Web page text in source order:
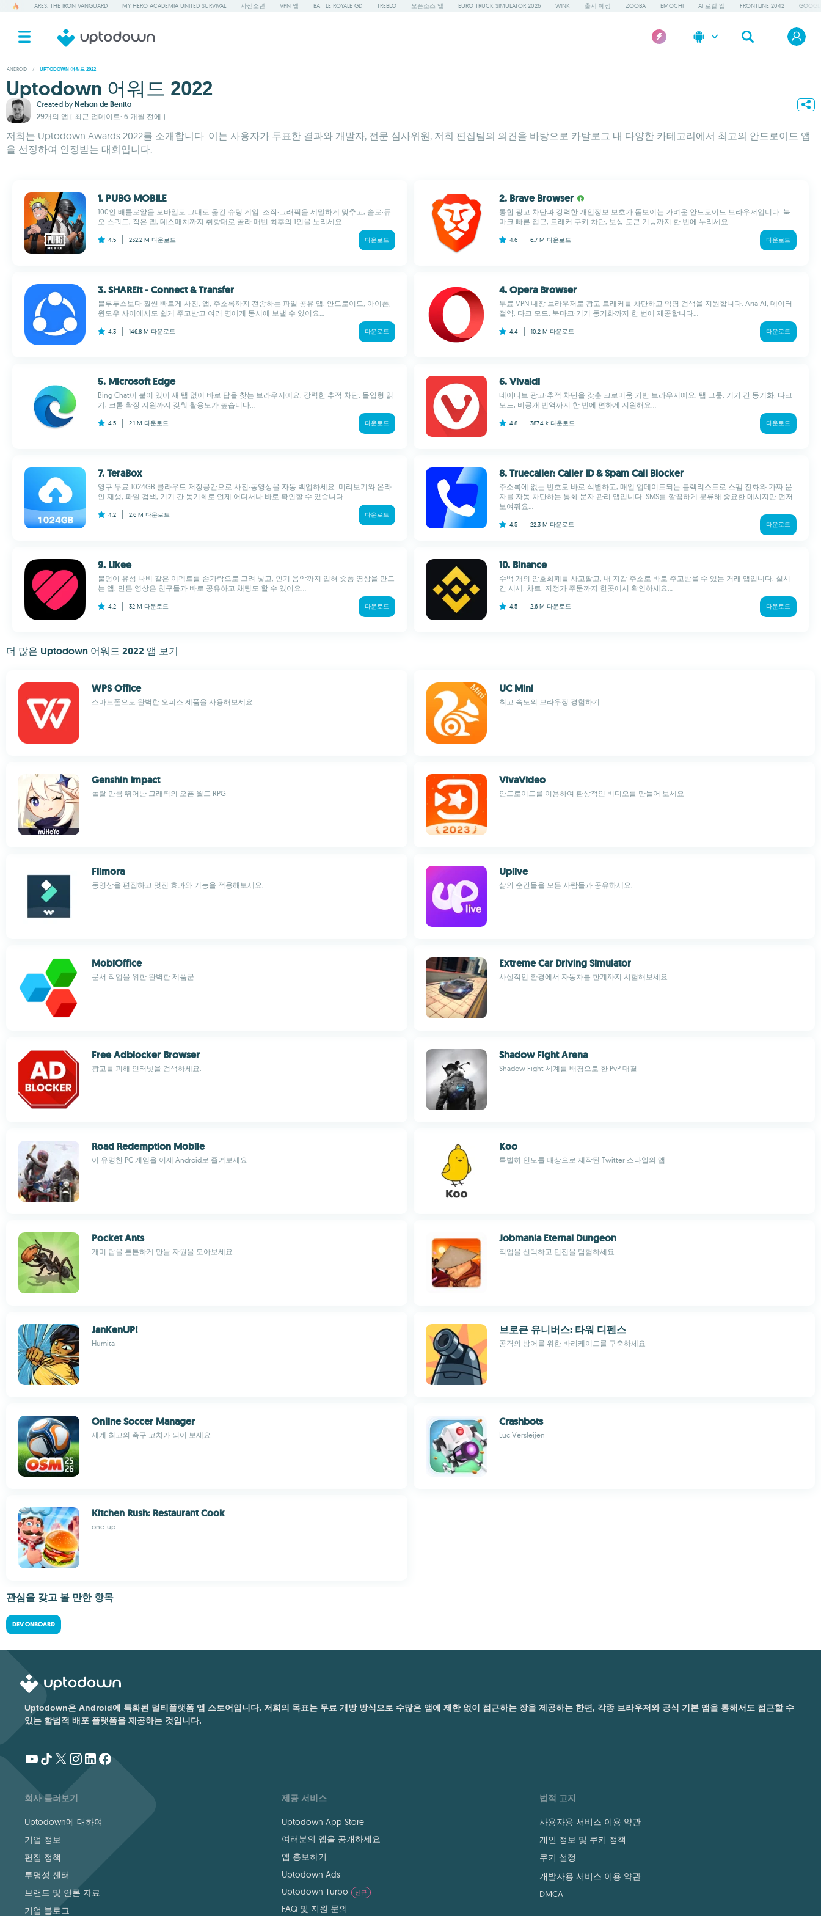
ARES: THE IRON VANGUARD MY HERO ACADEMIA UNITED SURVIVAL 사신소년 VPN 앱 BATTLE ROYALE GD TREBLO 오픈소스 앱 EURO TRUCK SIMULATOR 2026 WINK 출시 예정 ZOOBA EMOCHI AI 로컬 앱 FRONTLINE 2042
ANDROID / UPTODOWN 어워드 2022
Uptodown 어워드 2022
Created by Nelson de Benito
29개의 앱 ( 최근 업데이트: 6 개월 전에 )
저희는 Uptodown Awards 2022를 소개합니다. 이는 사용자가 투표한 결과와 개발자, 전문 심사위원, 저희 편집팀의 의견을 바탕으로 카탈로그 내 다양한 카테고리에서 최고의 안드로이드 앱
을 선정하여 인정받는 대회입니다.
1. PUBG MOBILE
100인 배틀로얄을 모바일로 그대로 옮긴 슈팅 게임. 조작·그래픽을 세밀하게 맞추고, 솔로·듀
오·스쿼드, 작은 맵, 데스매치까지 취향대로 골라 매번 최후의 1인을 노리세요...
4.5 232.2 M 다운로드 다운로드
2. Brave Browser
통합 광고 차단과 강력한 개인정보 보호가 돋보이는 가벼운 안드로이드 브라우저입니다. 북
마크 빠른 접근, 트래커·쿠키 차단, 보상 토큰 기능까지 한 번에 누리세요...
4.6 6.7 M 다운로드 다운로드
3. SHAREit - Connect & Transfer
블루투스보다 훨씬 빠르게 사진, 앱, 주소록까지 전송하는 파일 공유 앱. 안드로이드, 아이폰,
윈도우 사이에서도 쉽게 주고받고 여러 명에게 동시에 보낼 수 있어요...
4.3 146.8 M 다운로드 다운로드
4. Opera Browser
무료 VPN 내장 브라우저로 광고·트래커를 차단하고 익명 검색을 지원합니다. Aria AI, 데이터
절약, 다크 모드, 북마크·기기 동기화까지 한 번에 제공합니다...
4.4 10.2 M 다운로드 다운로드
5. Microsoft Edge
Bing Chat이 붙어 있어 새 탭 없이 바로 답을 찾는 브라우저예요. 강력한 추적 차단, 몰입형 읽
기, 크롬 확장 지원까지 갖춰 활용도가 높습니다...
4.5 2.1 M 다운로드 다운로드
6. Vivaldi
네이티브 광고·추적 차단을 갖춘 크로미움 기반 브라우저예요. 탭 그룹, 기기 간 동기화, 다크
모드, 비공개 번역까지 한 번에 편하게 지원해요...
4.8 387.4 k 다운로드 다운로드
7. TeraBox
영구 무료 1024GB 클라우드 저장공간으로 사진·동영상을 자동 백업하세요. 미리보기와 온라
인 재생, 파일 검색, 기기 간 동기화로 언제 어디서나 바로 확인할 수 있습니다...
4.2 2.6 M 다운로드 다운로드
8. Truecaller: Caller ID & Spam Call Blocker
주소록에 없는 번호도 바로 식별하고, 매일 업데이트되는 블랙리스트로 스팸 전화와 가짜 문
자를 자동 차단하는 통화·문자 관리 앱입니다. SMS를 깔끔하게 분류해 중요한 메시지만 먼저
보여줘요...
4.5 22.3 M 다운로드 다운로드
9. Likee
불덩이·유성·나비 같은 이펙트를 손가락으로 그려 넣고, 인기 음악까지 입혀 숏폼 영상을 만드
는 앱. 만든 영상은 친구들과 바로 공유하고 채팅도 할 수 있어요...
4.2 32 M 다운로드 다운로드
10. Binance
수백 개의 암호화폐를 사고팔고, 내 지갑 주소로 바로 주고받을 수 있는 거래 앱입니다. 실시
간 시세, 차트, 지정가 주문까지 한곳에서 확인하세요...
4.5 2.6 M 다운로드 다운로드
더 많은 Uptodown 어워드 2022 앱 보기
WPS Office
스마트폰으로 완벽한 오피스 제품을 사용해보세요
UC Mini
최고 속도의 브라우징 경험하기
Genshin Impact
놀랄 만큼 뛰어난 그래픽의 오픈 월드 RPG
VivaVideo
안드로이드를 이용하여 환상적인 비디오를 만들어 보세요
Filmora
동영상을 편집하고 멋진 효과와 기능을 적용해보세요.
Uplive
삶의 순간들을 모든 사람들과 공유하세요.
MobiOffice
문서 작업을 위한 완벽한 제품군
Extreme Car Driving Simulator
사실적인 환경에서 자동차를 한계까지 시험해보세요
Free Adblocker Browser
광고를 피해 인터넷을 검색하세요.
Shadow Fight Arena
Shadow Fight 세계를 배경으로 한 PvP 대결
Road Redemption Mobile
이 유명한 PC 게임을 이제 Android로 즐겨보세요
Koo
특별히 인도를 대상으로 제작된 Twitter 스타일의 앱
Pocket Ants
개미 탑을 튼튼하게 만들 자원을 모아보세요
Jobmania Eternal Dungeon
직업을 선택하고 던전을 탐험하세요
JanKenUP!
Humita
브로큰 유니버스: 타워 디펜스
공격의 방어를 위한 바리케이드를 구축하세요
Online Soccer Manager
세계 최고의 축구 코치가 되어 보세요
Crashbots
Luc Versleijen
Kitchen Rush: Restaurant Cook
one-up
관심을 갖고 볼 만한 항목
DEV ONBOARD
Uptodown은 Android에 특화된 멀티플랫폼 앱 스토어입니다. 저희의 목표는 무료 개방 방식으로 수많은 앱에 제한 없이 접근하는 장을 제공하는 한편, 각종 브라우저와 공식 기본 앱을 통해서도 접근할 수
있는 합법적 배포 플랫폼을 제공하는 것입니다.
회사 둘러보기
Uptodown에 대하여
기업 정보
편집 정책
투명성 센터
브랜드 및 언론 자료
기업 블로그
제공 서비스
Uptodown App Store
여러분의 앱을 공개하세요
앱 홍보하기
Uptodown Ads
Uptodown Turbo
신규
FAQ 및 지원 문의
법적 고지
사용자용 서비스 이용 약관
개인 정보 및 쿠키 정책
쿠키 설정
개발자용 서비스 이용 약관
DMCA